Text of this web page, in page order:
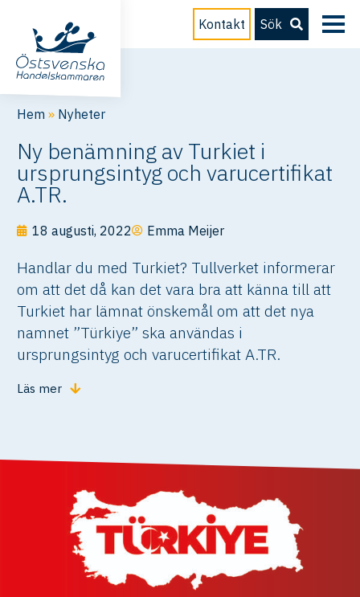
Kontakt Sök
Hem » Nyheter
Ny benämning av Turkiet i
ursprungsintyg och varucertifikat
A.TR.
18 augusti, 2022 Emma Meijer
Handlar du med Turkiet? Tullverket informerar
om att det då kan det vara bra att känna till att
Turkiet har lämnat önskemål om att det nya
namnet ”Türkiye” ska användas i
ursprungsintyg och varucertifikat A.TR.
Läs mer